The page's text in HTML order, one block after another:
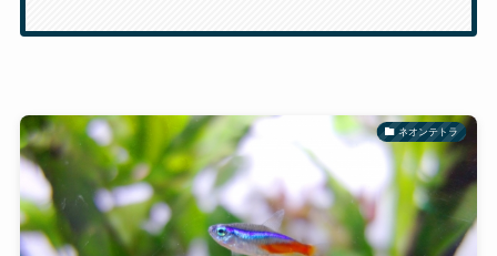
ネオンテトラ